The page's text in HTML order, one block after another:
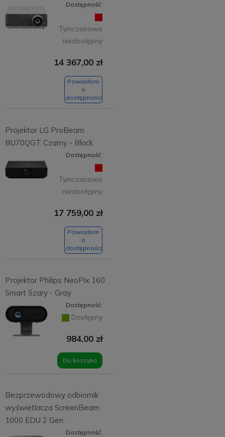
Dostępność:
Tymczasowo
niedostępny
14 367,00 zł
Powiadom
o
dostępności
Projektor LG ProBeam
BU70QGT Czarny - Black
Dostępność:
Tymczasowo
niedostępny
17 759,00 zł
Powiadom
o
dostępności
Projektor Philips NeoPix 160
Smart Szary - Gray
Dostępność:
Dostępny
984,00 zł
Do koszyka
Bezprzewodowy odbiornik
wyświetlacza ScreenBeam
1000 EDU 2 Gen.
Dostępność: